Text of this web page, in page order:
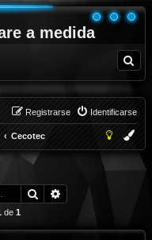
a medida
u
Identificarse
Registrarse
Cecotec
Buscar
de 1